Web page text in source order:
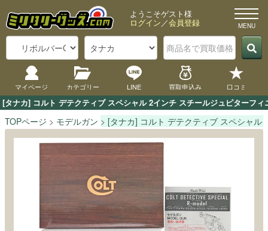
[タナカ] コルト デテクティブ スペシャル 2インチ スチールジュピターフ
ようこそゲスト様
ログイン／会員登録
マイページ カテゴリー LINE 買取申込み 口コミ
TOPページ モデルガン [タナカ] コルト デテクティブ スペシャル